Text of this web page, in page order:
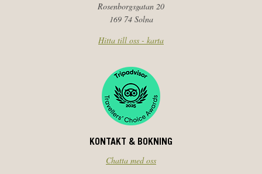
Rosenborgsgatan 20
169 74 Solna
Hitta till oss - karta
KONTAKT & BOKNING
Chatta med oss